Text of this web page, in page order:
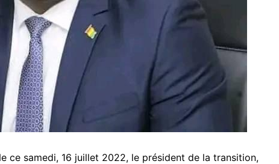
ce samedi, 16 juillet 2022, le président de la transition,